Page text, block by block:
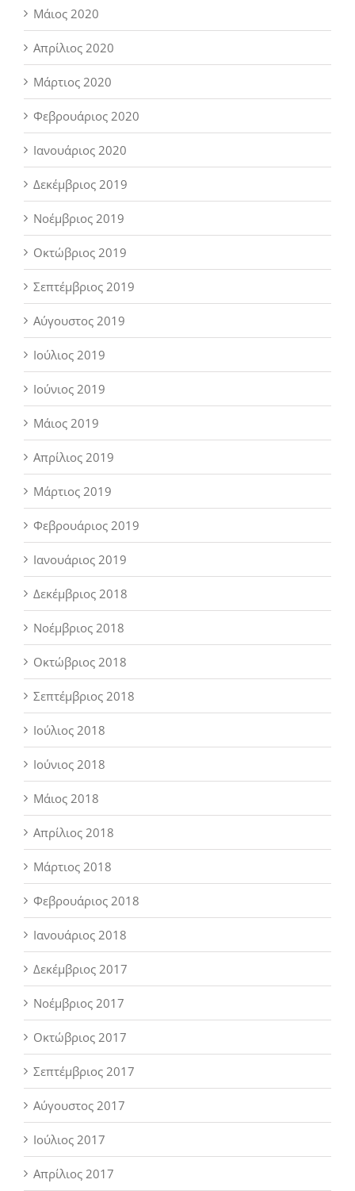
Μάιος 2020
Απρίλιος 2020
Μάρτιος 2020
Φεβρουάριος 2020
Ιανουάριος 2020
Δεκέμβριος 2019
Νοέμβριος 2019
Οκτώβριος 2019
Σεπτέμβριος 2019
Αύγουστος 2019
Ιούλιος 2019
Ιούνιος 2019
Μάιος 2019
Απρίλιος 2019
Μάρτιος 2019
Φεβρουάριος 2019
Ιανουάριος 2019
Δεκέμβριος 2018
Νοέμβριος 2018
Οκτώβριος 2018
Σεπτέμβριος 2018
Ιούλιος 2018
Ιούνιος 2018
Μάιος 2018
Απρίλιος 2018
Μάρτιος 2018
Φεβρουάριος 2018
Ιανουάριος 2018
Δεκέμβριος 2017
Νοέμβριος 2017
Οκτώβριος 2017
Σεπτέμβριος 2017
Αύγουστος 2017
Ιούλιος 2017
Απρίλιος 2017